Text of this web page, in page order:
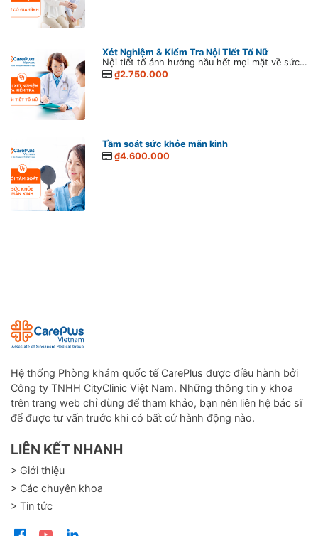
Xét Nghiệm & Kiểm Tra Nội Tiết Tố Nữ
Nội tiết tố ảnh hưởng hầu hết mọi mặt về sức khỏe, sắc đẹp và tinh thần của phụ nữ. Chính vì vậy, những rối loạn nội tiết tố dù trong thời gian ngắn cũng nên được chú ý đúng mức.
₫2.750.000
Tầm soát sức khỏe mãn kinh
₫4.600.000
Hệ thống Phòng khám quốc tế CarePlus được điều hành bởi
Công ty TNHH CityClinic Việt Nam. Những thông tin y khoa
trên trang web chỉ dùng để tham khảo, bạn nên liên hệ bác sĩ
để được tư vấn trước khi có bất cứ hành động nào.
LIÊN KẾT NHANH
> Giới thiệu
> Các chuyên khoa
> Tin tức